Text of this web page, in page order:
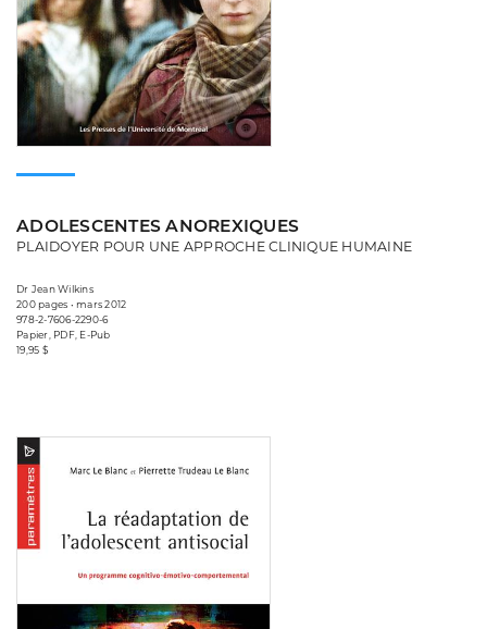
ADOLESCENTES ANOREXIQUES
PLAIDOYER POUR UNE APPROCHE CLINIQUE HUMAINE
Dr Jean Wilkins
200 pages • mars 2012
978-2-7606-2290-6
Papier, PDF, E-Pub
19,95 $